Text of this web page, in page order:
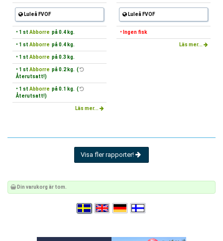
Luleå FVOF
• 1 st Abborre på 0.4 kg.
• 1 st Abborre på 0.4 kg.
• 1 st Abborre på 0.3 kg.
• 1 st Abborre på 0.2 kg. (
Återutsatt!)
• 1 st Abborre på 0.1 kg. (
Återutsatt!)
Läs mer...
Luleå FVOF
• Ingen fisk
Läs mer...
Visa fler rapporter!
Din varukorg är tom.